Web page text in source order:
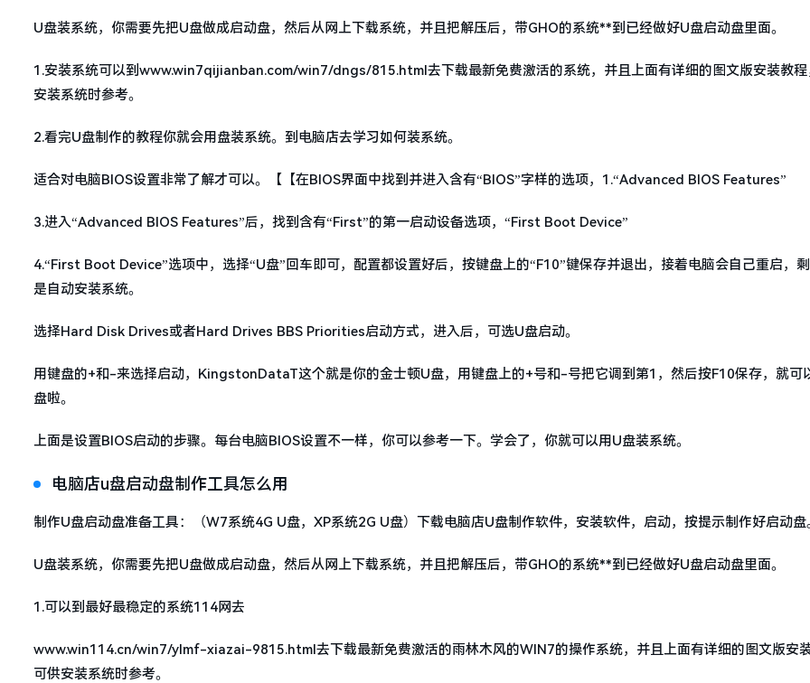
U盘装系统，你需要先把U盘做成启动盘，然后从网上下载系统，并且把解压后，带GHO的系统**到已经做好U盘启动盘里面。
1.安装系统可以到www.win7qijianban.com/win7/dngs/815.html去下载最新免费激活的系统，并且上面有详细的图文版安装教程
安装系统时参考。
2.看完U盘制作的教程你就会用盘装系统。到电脑店去学习如何装系统。
适合对电脑BIOS设置非常了解才可以。【【在BIOS界面中找到并进入含有“BIOS”字样的选项，1.“Advanced BIOS Features”
3.进入“Advanced BIOS Features”后，找到含有“First”的第一启动设备选项，“First Boot Device”
4.“First Boot Device”选项中，选择“U盘”回车即可，配置都设置好后，按键盘上的“F10”键保存并退出，接着电脑会自己重启，
是自动安装系统。
选择Hard Disk Drives或者Hard Drives BBS Priorities启动方式，进入后，可选U盘启动。
用键盘的+和-来选择启动，KingstonDataT这个就是你的金士顿U盘，用键盘上的+号和-号把它调到第1，然后按F10保存，就可
盘啦。
上面是设置BIOS启动的步骤。每台电脑BIOS设置不一样，你可以参考一下。学会了，你就可以用U盘装系统。
电脑店u盘启动盘制作工具怎么用
制作U盘启动盘准备工具：（W7系统4G U盘，XP系统2G U盘）下载电脑店U盘制作软件，安装软件，启动，按提示制作好启动盘
U盘装系统，你需要先把U盘做成启动盘，然后从网上下载系统，并且把解压后，带GHO的系统**到已经做好U盘启动盘里面。
1.可以到最好最稳定的系统114网去
www.win114.cn/win7/ylmf-xiazai-9815.html去下载最新免费激活的雨林木风的WIN7的操作系统，并且上面有详细的图文版安
可供安装系统时参考。